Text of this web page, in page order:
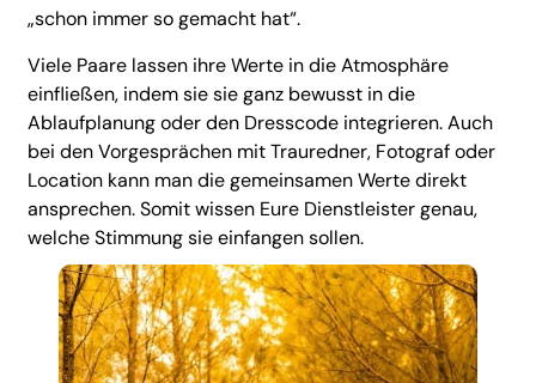
„schon immer so gemacht hat“.
Viele Paare lassen ihre Werte in die Atmosphäre
einfließen, indem sie sie ganz bewusst in die
Ablaufplanung oder den Dresscode integrieren. Auch
bei den Vorgesprächen mit Trauredner, Fotograf oder
Location kann man die gemeinsamen Werte direkt
ansprechen. Somit wissen Eure Dienstleister genau,
welche Stimmung sie einfangen sollen.